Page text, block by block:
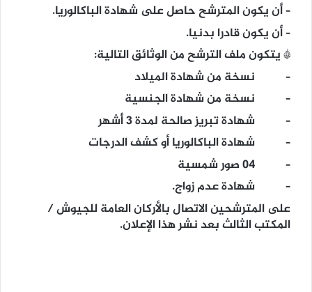
– أن يكون المترشح حاصل على شهادة الباكالوريا.
– أن يكون قادرا بدنيا.
* يتكون ملف الترشح من الوثائق التالية:
– نسخة من شهادة الميلاد
– نسخة من شهادة الجنسية
– شهادة تبريز صالحة لمدة 3 أشهر
– شهادة الباكالوريا أو كشف الدرجات
– 04 صور شمسية
– شهادة عدم زواج.
على المترشحين الاتصال بالأركان العامة للجيوش /
المكتب الثالث بعد نشر هذا الإعلان.